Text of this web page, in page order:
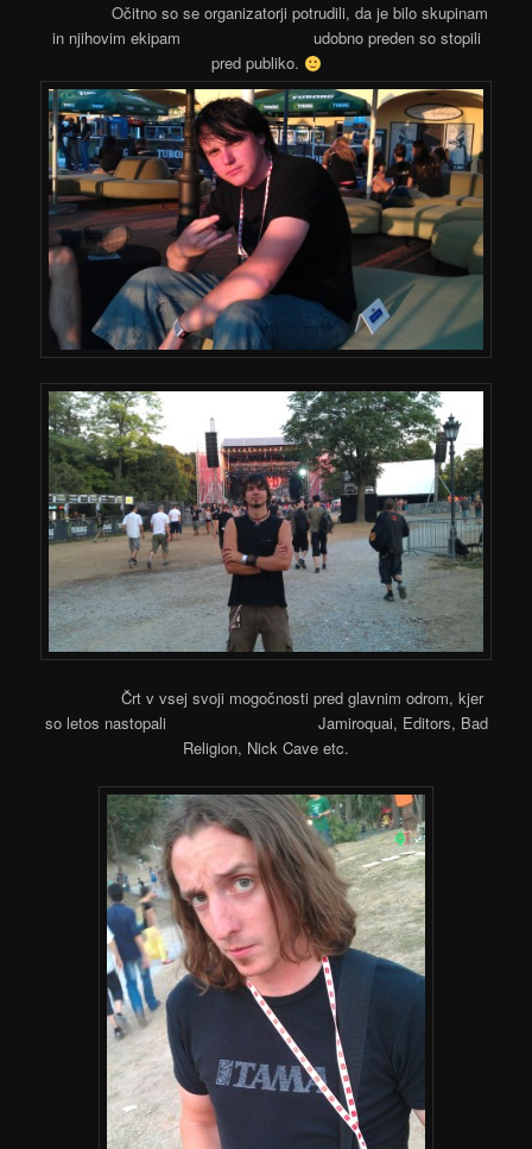
Očitno so se organizatorji potrudili, da je bilo skupinam
in njihovim ekipam udobno preden so stopili
pred publiko.
Črt v vsej svoji mogočnosti pred glavnim odrom, kjer
so letos nastopali Jamiroquai, Editors, Bad
Religion, Nick Cave etc.